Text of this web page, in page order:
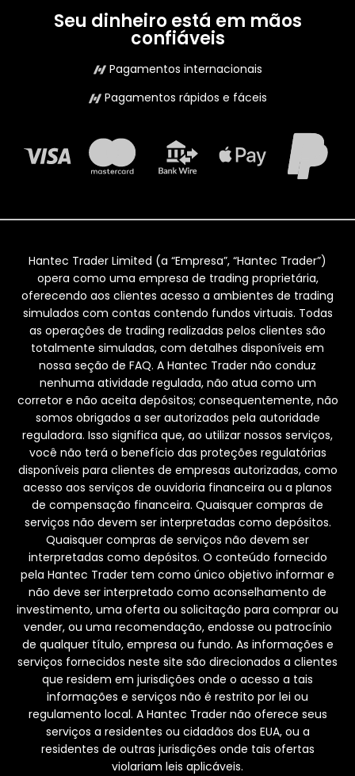
Seu dinheiro está em mãos
confiáveis
Pagamentos internacionais
Pagamentos rápidos e fáceis
Hantec Trader Limited (a “Empresa”, “Hantec Trader”)
opera como uma empresa de trading proprietária,
oferecendo aos clientes acesso a ambientes de trading
simulados com contas contendo fundos virtuais. Todas
as operações de trading realizadas pelos clientes são
totalmente simuladas, com detalhes disponíveis em
nossa seção de FAQ. A Hantec Trader não conduz
nenhuma atividade regulada, não atua como um
corretor e não aceita depósitos; consequentemente, não
somos obrigados a ser autorizados pela autoridade
reguladora. Isso significa que, ao utilizar nossos serviços,
você não terá o benefício das proteções regulatórias
disponíveis para clientes de empresas autorizadas, como
acesso aos serviços de ouvidoria financeira ou a planos
de compensação financeira. Quaisquer compras de
serviços não devem ser interpretadas como depósitos.
Quaisquer compras de serviços não devem ser
interpretadas como depósitos. O conteúdo fornecido
pela Hantec Trader tem como único objetivo informar e
não deve ser interpretado como aconselhamento de
investimento, uma oferta ou solicitação para comprar ou
vender, ou uma recomendação, endosse ou patrocínio
de qualquer título, empresa ou fundo. As informações e
serviços fornecidos neste site são direcionados a clientes
que residem em jurisdições onde o acesso a tais
informações e serviços não é restrito por lei ou
regulamento local. A Hantec Trader não oferece seus
serviços a residentes ou cidadãos dos EUA, ou a
residentes de outras jurisdições onde tais ofertas
violariam leis aplicáveis.